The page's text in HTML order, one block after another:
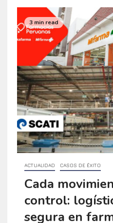
3 min read
ACTUALIDAD CASOS DE ÉXITO
Cada
control:
segura en